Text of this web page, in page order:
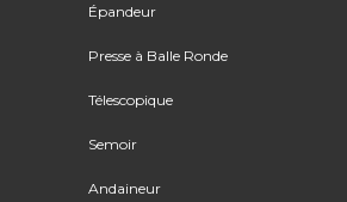
Épandeur
Presse à Balle Ronde
Télescopique
Semoir
Andaineur